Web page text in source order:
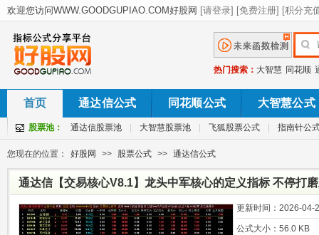
热门搜索： 大智慧 同花顺
首页 通达信公式 同花顺公式 大智慧公式
股票池： 通达信股票池 大智慧股票池 飞狐股票公式 指南针公
您现在的位置： 好股网 >> 股票公式 >> 通达信公式
通达信【交易核心V8.1】龙头中军核心的定义指标 不停打
抱团选股
更新时间： 2026-04-
公式大小： 56.0 KB